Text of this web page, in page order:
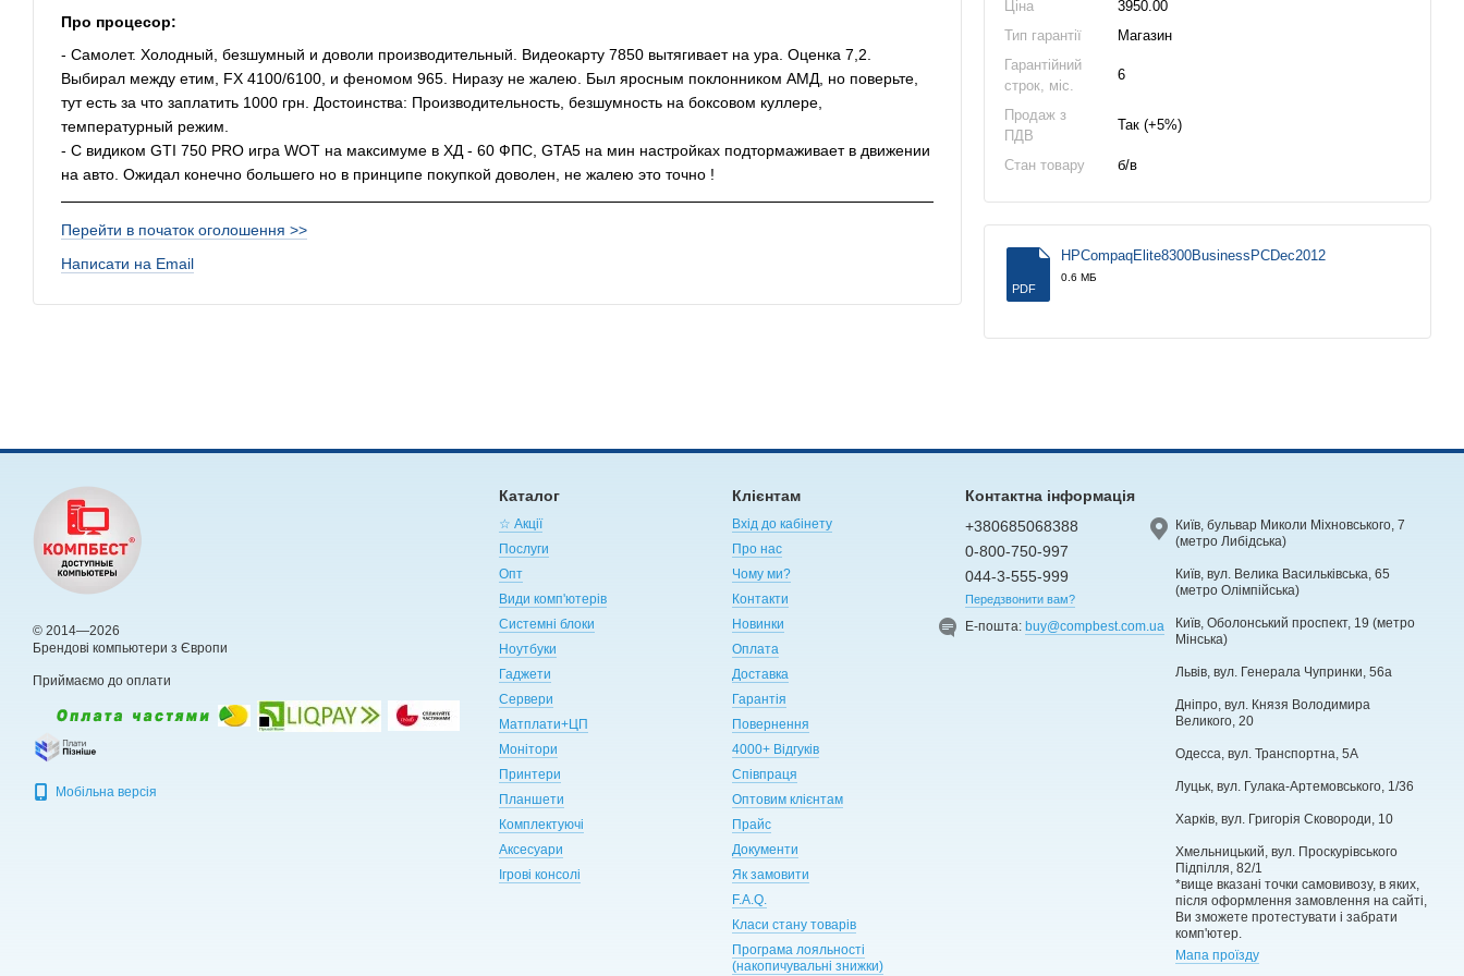
Про процесор:
- Самолет. Холодный, безшумный и доволи производительный. Видеокарту 7850 вытягивает на ура. Оценка 7,2.
Выбирал между етим, FX 4100/6100, и феномом 965. Ниразу не жалею. Был яросным поклонником АМД, но поверьте,
тут есть за что заплатить 1000 грн. Достоинства: Производительность, безшумность на боксовом куллере,
температурный режим.
- С видиком GTI 750 PRO игра WOT на максимуме в ХД - 60 ФПС, GTA5 на мин настройках подтормаживает в движении
на авто. Ожидал конечно большего но в принципе покупкой доволен, не жалею это точно !
Перейти в початок оголошення >>
Написати на Email
Ціна
3950.00
Тип гарантії
Магазин
Гарантійний
строк, міс.
6
Продаж з
ПДВ
Так (+5%)
Стан товару б/в
PDF
HPCompaqElite8300BusinessPCDec2012
0.6 МБ
© 2014—2026
Брендові компьютери з Європи
Приймаємо до оплати
Мобільна версія
Каталог
☆ Акції
Послуги
Опт
Види комп'ютерів
Системні блоки
Ноутбуки
Гаджети
Сервери
Матплати+ЦП
Монітори
Принтери
Планшети
Комплектуючі
Аксесуари
Ігрові консолі
Клієнтам
Вхід до кабінету
Про нас
Чому ми?
Контакти
Новинки
Оплата
Доставка
Гарантія
Повернення
4000+ Відгуків
Співпраця
Оптовим клієнтам
Прайс
Документи
Як замовити
F.A.Q.
Класи стану товарів
Програма лояльності
(накопичувальні знижки)
Контактна інформація
+380685068388
0-800-750-997
044-3-555-999
Передзвонити вам?
Е-пошта:buy@compbest.com.ua
Київ, бульвар Миколи Міхновського, 7
(метро Либідська)
Київ, вул. Велика Васильківська, 65
(метро Олімпійська)
Київ, Оболонський проспект, 19 (метро
Мінська)
Львів, вул. Генерала Чупринки, 56а
Дніпро, вул. Князя Володимира
Великого, 20
Одесса, вул. Транспортна, 5А
Луцьк, вул. Гулака-Артемовського, 1/36
Харків, вул. Григорія Сковороди, 10
Хмельницький, вул. Проскурівського
Підпілля, 82/1
*вище вказані точки самовивозу, в яких,
після оформлення замовлення на сайті,
Ви зможете протестувати і забрати
комп'ютер.
Мапа проїзду